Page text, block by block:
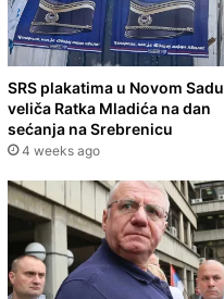
SRS plakatima u Novom Sadu
veliča Ratka Mladića na dan
sećanja na Srebrenicu
4 weeks ago